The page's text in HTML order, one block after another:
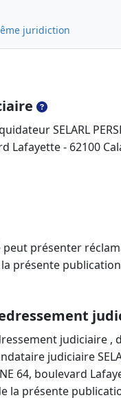
juridiction
SELARL
Lafayette - 62100
peut présenter
présente
judiciaire ,
judiciaire
64, boulevard
la présente